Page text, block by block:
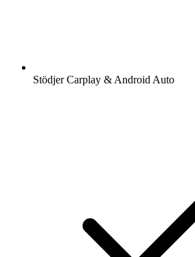
Stödjer Carplay & Android Auto